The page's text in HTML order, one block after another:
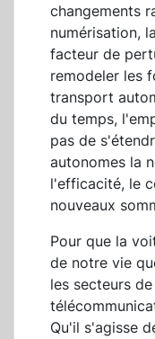
changements
numérisation,
facteur de
remodeler les
transport
du temps,
pas de
autonomes la
l'efficacité, le
nouveaux
Pour que la
de notre vie
les secteurs
Qu'il s'agisse